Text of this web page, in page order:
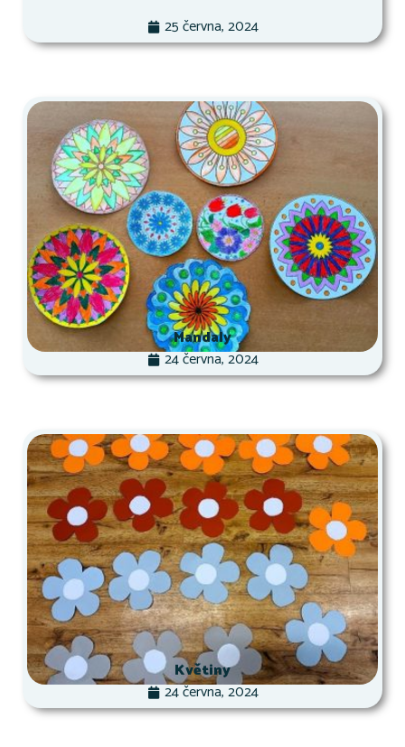
25 června, 2024
Mandaly
24 června, 2024
Květiny
24 června, 2024